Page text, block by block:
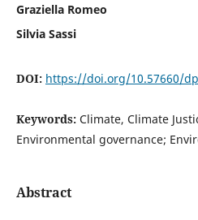
Graziella Romeo
Silvia Sassi
DOI: https://doi.org/10.57660/
Keywords: Climate, Climate
Environmental governance;
Abstract